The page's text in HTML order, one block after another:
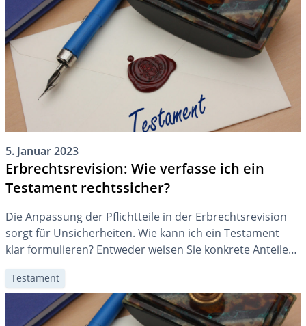
2023 in Kraft trat, erhalten Erblasser mehr Freiheiten.
5. Januar 2023
Erbrechtsrevision: Wie verfasse ich ein
Testament rechtssicher?
Die Anpassung der Pflichtteile in der Erbrechtsrevision
sorgt für Unsicherheiten. Wie kann ich ein Testament
klar formulieren? Entweder weisen Sie konkrete Anteile
zu, ohne das Wort «Pflichtteil» zu nennen, oder Sie
schreiben klar, dass die alte Interpretation weiterhin
herangezogen werden soll. Wenn Sie lediglich den Begriff
«Pflichtteil» verwenden, werden grundsätzlich die neuen
Testament